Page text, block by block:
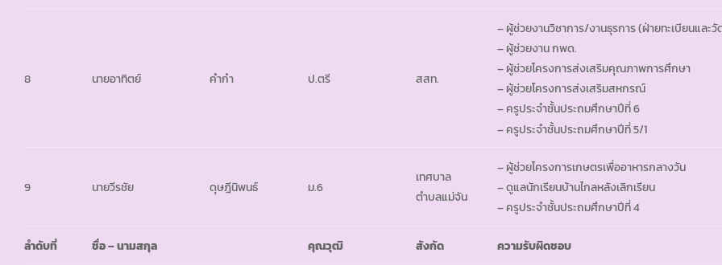
8 นายอาทิตย์ คำก๋า ป.ตรี สสท.
– ผู้ช่วยงานวิชาการ/งานธุรการ (ฝ่ายทะเบียนและ
– ผู้ช่วยงาน กพด.
– ผู้ช่วยโครงการส่งเสริมคุณภาพการศึกษา
– ผู้ช่วยโครงการส่งเสริมสหกรณ์
– ครูประจำชั้นประถมศึกษาปีที่ 6
– ครูประจำชั้นประถมศึกษาปีที่ 5/1
9 นายวีรชัย ดุษฎีนิพนธ์ ม.6
เทศบาล
ตำบลแม่จัน
– ผู้ช่วยโครงการเกษตรเพื่ออาหารกลางวัน
– ดูแลนักเรียนบ้านไกลหลังเลิกเรียน
– ครูประจำชั้นประถมศึกษาปีที่ 4
ลำดับที่ ชื่อ – นามสกุล คุณวุฒิ สังกัด ความรับผิดชอบ